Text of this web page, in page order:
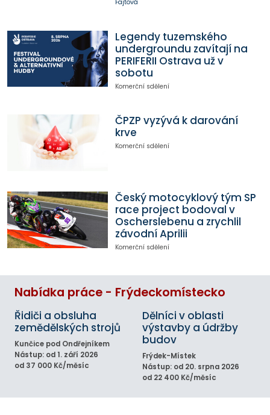
Fajtová
Legendy tuzemského
undergroundu zavítají na
PERIFERII Ostrava už v
sobotu
Komerční sdělení
ČPZP vyzývá k darování
krve
Komerční sdělení
Český motocyklový tým SP
race project bodoval v
Oscherslebenu a zrychlil
závodní Aprilii
Komerční sdělení
Nabídka práce - Frýdeckomístecko
Řidiči a obsluha
zemědělských strojů
Kunčice pod Ondřejníkem
Nástup: od 1. září 2026
od 37 000 Kč/měsíc
Dělníci v oblasti
výstavby a údržby
budov
Frýdek-Místek
Nástup: od 20. srpna 2026
od 22 400 Kč/měsíc